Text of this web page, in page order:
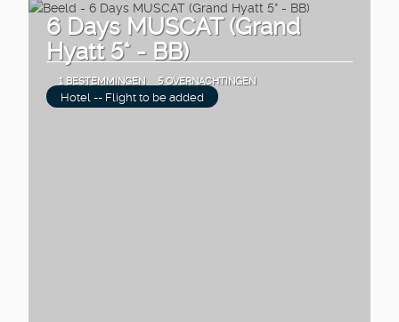
6 Days MUSCAT (Grand
Hyatt 5* - BB)
1 BESTEMMINGEN 5 OVERNACHTINGEN
Hotel -- Flight to be added